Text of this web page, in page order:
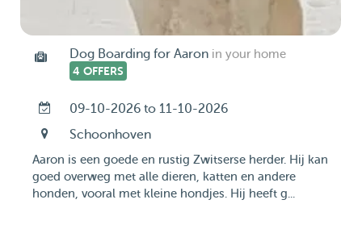
Dog Boarding for Aaron in your home
4 OFFERS
09-10-2026 to 11-10-2026
Schoonhoven
Aaron is een goede en rustig Zwitserse herder. Hij kan
goed overweg met alle dieren, katten en andere
honden, vooral met kleine hondjes. Hij heeft g...